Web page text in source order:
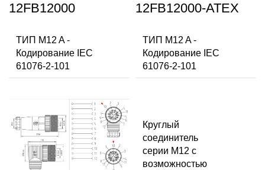
12FB12000
ТИП M12 A -
Кодирование IEC
61076-2-101
12FB12000-ATEX
ТИП M12 A -
Кодирование IEC
61076-2-101
Круглый
соединитель
серии M12 с
возможностью